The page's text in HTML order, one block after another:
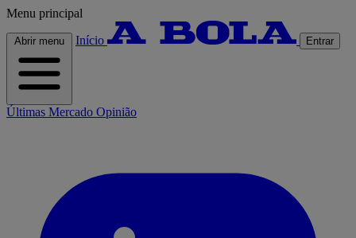
Menu principal
Abrir menu Início Entrar
Últimas Mercado Opinião